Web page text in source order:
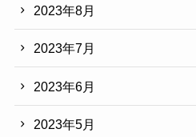
2023年8月
2023年7月
2023年6月
2023年5月